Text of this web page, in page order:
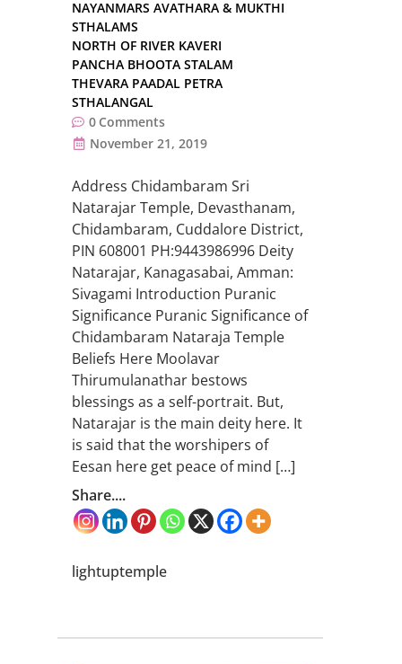
NAYANMARS AVATHARA & MUKTHI
STHALAMS
NORTH OF RIVER KAVERI
PANCHA BHOOTA STALAM
THEVARA PAADAL PETRA
STHALANGAL
0 Comments
November 21, 2019
Address Chidambaram Sri
Natarajar Temple, Devasthanam,
Chidambaram, Cuddalore District,
PIN 608001 PH:9443986996 Deity
Natarajar, Kanagasabai, Amman:
Sivagami Introduction Puranic
Significance Puranic Significance of
Chidambaram Nataraja Temple
Beliefs Here Moolavar
Thirumulanathar bestows
blessings as a self-portrait. But,
Natarajar is the main deity here. It
is said that the worshipers of
Eesan here get peace of mind […]
Share....
lightuptemple